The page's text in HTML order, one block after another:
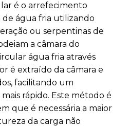
é o arrefecimento
de água fria utilizando
ou serpentinas de
a câmara do
água fria através
é extraído da câmara e
facilitando um
rápido. Este método é
que é necessária a maior
da carga não